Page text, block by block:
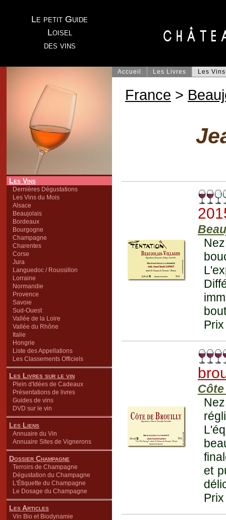
Le petit Guide
Loisel
des vins
Les Vins
Dernières Dégustations
Les Vins du Mois
Alsace
Beaujolais
Bordeaux
Bourgogne
Champagne
Charentes
Corse
Jura
Languedoc / Roussillon
Lorraine
Normandie
Provence
Savoie
Sud-Ouest
Vallée de la Loire
Vallée du Rhône
Italie
Hongrie
Liste des Appellations
Les Classements Officiels
Les Livres sur le vin
Plein d'Idées de Cadeaux
Présentations de livres
Guides de vins
DVD sur le vin
Les Liens
Annuaire du Vin
Annuaire Sites de Vignerons
Dossier Champagne
Terroirs de Champagne
Dégustation du Champagne
L'Étiquette du Champagne
Le Dosage du Champagne
Les Articles
Vin Bio et Biodynamie
Accueil Les Livres Les Vins
France >
et